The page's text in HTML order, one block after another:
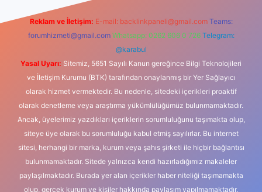
Reklam ve İletişim: E-mail: backlinkpaneli@gmail.com Teams:
forumhizmeti@gmail.com Whatsapp: 0262 606 0 726 Telegram:
@karabul
Yasal Uyarı: Sitemiz, 5651 Sayılı Kanun gereğince Bilgi Teknolojileri
ve İletişim Kurumu (BTK) tarafından onaylanmış bir Yer Sağlayıcı
olarak hizmet vermektedir. Bu nedenle, sitedeki içerikleri proaktif
olarak denetleme veya araştırma yükümlülüğümüz bulunmamaktadır.
Ancak, üyelerimiz yazdıkları içeriklerin sorumluluğunu taşımakta olup,
siteye üye olarak bu sorumluluğu kabul etmiş sayılırlar. Bu internet
sitesi, herhangi bir marka, kurum veya şahıs şirketi ile hiçbir bağlantısı
bulunmamaktadır. Sitede yalnızca kendi hazırladığımız makaleler
paylaşılmaktadır. Burada yer alan içerikler haber niteliği taşımamakta
olup, gerçek kurum ve kişiler hakkında paylaşım yapılmamaktadır.